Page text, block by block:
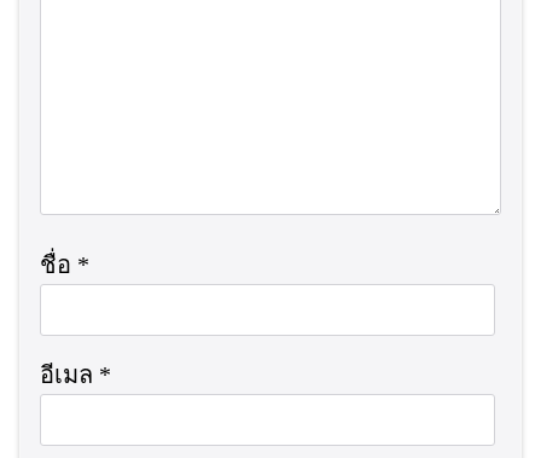
ชื่อ *
อีเมล *